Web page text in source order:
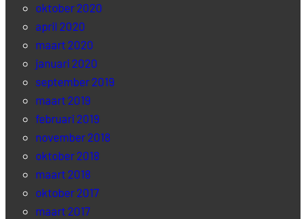
oktober 2020
april 2020
maart 2020
januari 2020
september 2019
maart 2019
februari 2019
november 2018
oktober 2018
maart 2018
oktober 2017
maart 2017